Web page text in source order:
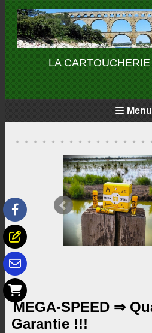
LA
Menu
MEGA-SPEED ⇒
Garantie !!!